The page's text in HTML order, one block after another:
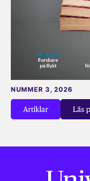
Artiklar Läs
NUMMER 3, 2026